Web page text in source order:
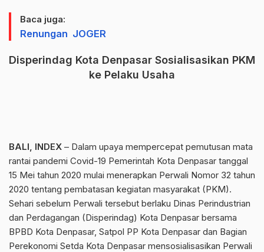
Baca juga:
Renungan JOGER
Disperindag Kota Denpasar Sosialisasikan PKM
ke Pelaku Usaha
BALI, INDEX – Dalam upaya mempercepat pemutusan mata
rantai pandemi Covid-19 Pemerintah Kota Denpasar tanggal
15 Mei tahun 2020 mulai menerapkan Perwali Nomor 32 tahun
2020 tentang pembatasan kegiatan masyarakat (PKM).
Sehari sebelum Perwali tersebut berlaku Dinas Perindustrian
dan Perdagangan (Disperindag) Kota Denpasar bersama
BPBD Kota Denpasar, Satpol PP Kota Denpasar dan Bagian
Perekonomi Setda Kota Denpasar mensosialisasikan Perwali